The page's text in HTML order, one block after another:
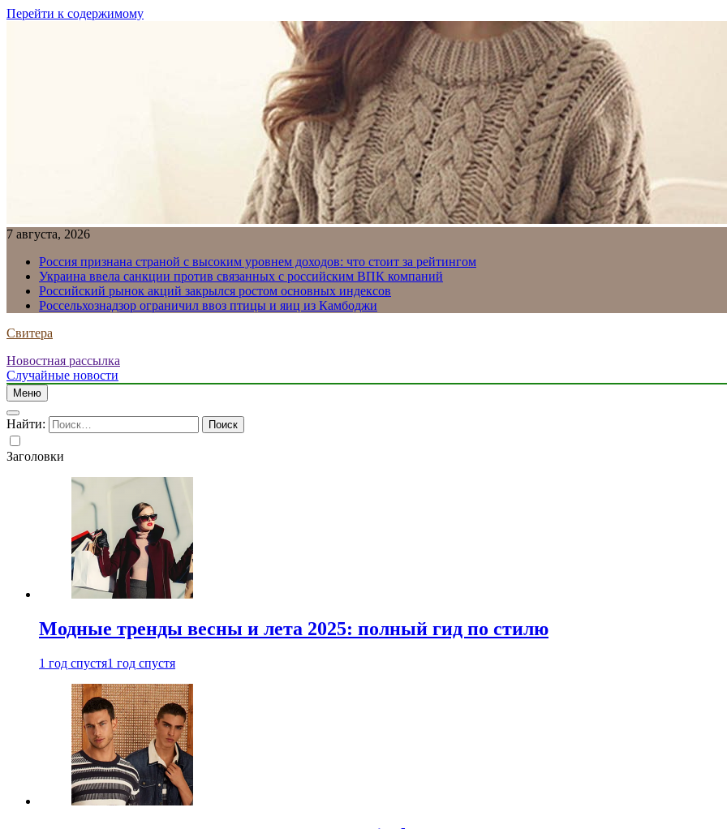
Перейти к содержимому
7 августа, 2026
Россия признана страной с высоким уровнем доходов: что стоит за рейтингом
Украина ввела санкции против связанных с российским ВПК компаний
Российский рынок акций закрылся ростом основных индексов
Россельхознадзор ограничил ввоз птицы и яиц из Камбоджи
Свитера
Новостная рассылка
Случайные новости
Меню
Найти:
Заголовки
Модные тренды весны и лета 2025: полный гид по стилю
1 год спустя1 год спустя